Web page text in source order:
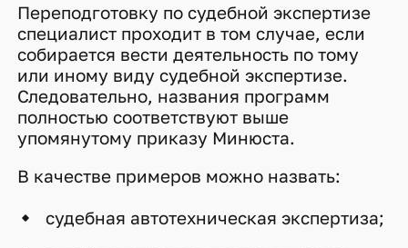
Переподготовку по судебной экспертизе
специалист проходит в том случае, если
собирается вести деятельность по тому
или иному виду судебной экспертизе.
Следовательно, названия программ
полностью соответствуют выше
упомянутому приказу Минюста.
В качестве примеров можно назвать:
судебная автотехническая экспертиза;